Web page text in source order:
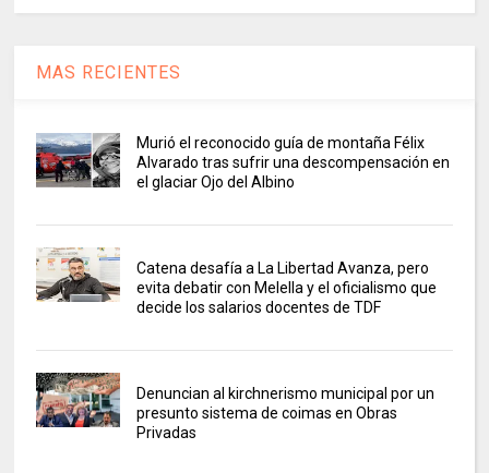
MAS RECIENTES
Murió el reconocido guía de montaña Félix
Alvarado tras sufrir una descompensación en
el glaciar Ojo del Albino
Catena desafía a La Libertad Avanza, pero
evita debatir con Melella y el oficialismo que
decide los salarios docentes de TDF
Denuncian al kirchnerismo municipal por un
presunto sistema de coimas en Obras
Privadas